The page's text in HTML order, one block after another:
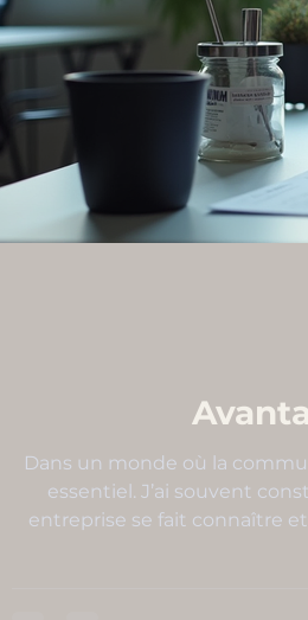
Dans un monde où la
essentiel. J’ai souvent
entreprise se fait connaître